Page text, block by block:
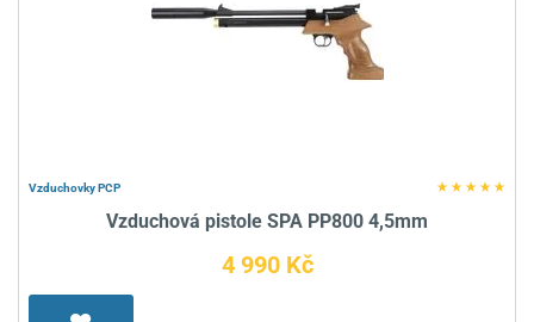
Vzduchovky PCP
Vzduchová pistole SPA PP800 4,5mm
4 990 Kč